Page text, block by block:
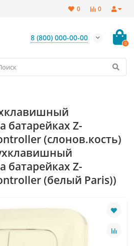
0
0
8 (800) 000-00-00
0
батарейках Z-
(слонов.кость)
батарейках Z-
(белый Paris))